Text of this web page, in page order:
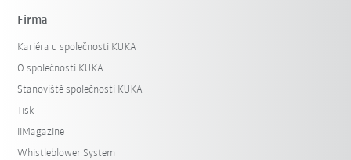
Firma
Kariéra u společnosti KUKA
O společnosti KUKA
Stanoviště společnosti KUKA
Tisk
iiMagazine
Whistleblower System